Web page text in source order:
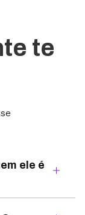
te
ele é